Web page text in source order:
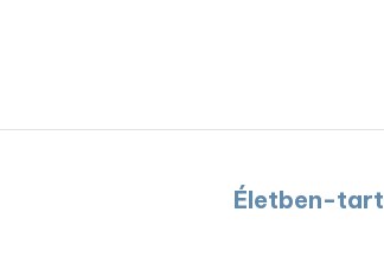
Életben-tart